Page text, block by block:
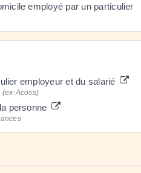
employé par un particulier
employeur et du salarié
(ex-Acoss)
personne